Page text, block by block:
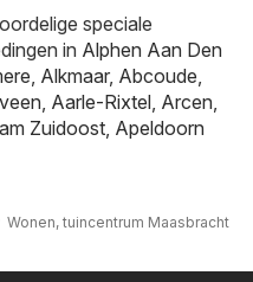
speciale
in Alphen Aan Den
, Alkmaar, Abcoude,
, Aarle-Rixtel, Arcen,
Zuidoost, Apeldoorn
Wonen, tuincentrum Maasbracht